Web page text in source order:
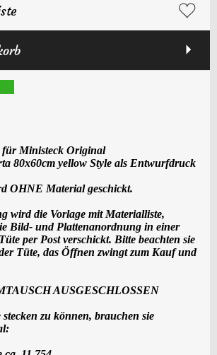
für Ministeck Original
80x60cm yellow Style als Entwurfdruck
OHNE Material geschickt.
wird die Vorlage mit Materialliste,
Bild- und Plattenanordnung in einer
per Post verschickt. Bitte beachten sie
Tüte, das Öffnen zwingt zum Kauf und
AUSGESCHLOSSEN
stecken zu können, brauchen sie